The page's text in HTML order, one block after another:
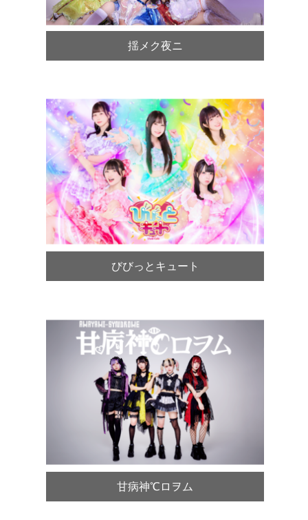
揺メク夜ニ
びびっとキュート
甘病神℃ロヲム